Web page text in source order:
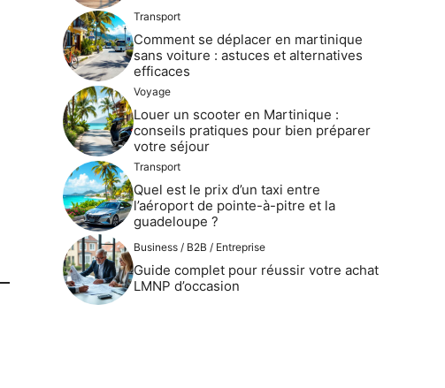
Transport
Comment se déplacer en martinique
sans voiture : astuces et alternatives
efficaces
Voyage
Louer un scooter en Martinique :
conseils pratiques pour bien préparer
votre séjour
Transport
Quel est le prix d’un taxi entre
l’aéroport de pointe-à-pitre et la
guadeloupe ?
Business / B2B / Entreprise
Guide complet pour réussir votre achat
LMNP d’occasion